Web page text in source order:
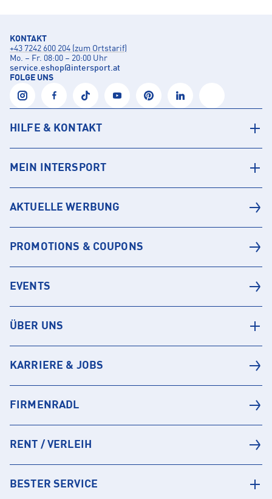
KONTAKT
+43 7242 600 204 (zum Ortstarif)
Mo. – Fr. 08:00 – 20:00 Uhr
service.eshop@intersport.at
FOLGE UNS
HILFE & KONTAKT
MEIN INTERSPORT
AKTUELLE WERBUNG
PROMOTIONS & COUPONS
EVENTS
ÜBER UNS
KARRIERE & JOBS
FIRMENRADL
RENT / VERLEIH
BESTER SERVICE